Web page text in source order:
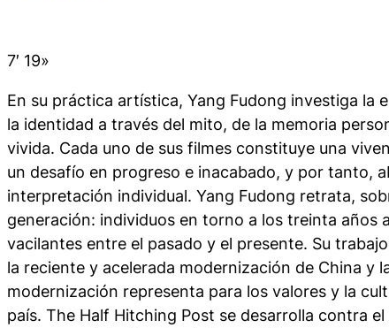
7′ 19»
En su práctica artística, Yang Fudong investiga la
la identidad a través del mito, de la memoria
vivida. Cada uno de sus filmes constituye una
un desafío en progreso e inacabado, y por tanto,
interpretación individual. Yang Fudong retrata,
generación: individuos en torno a los treinta años
vacilantes entre el pasado y el presente. Su
la reciente y acelerada modernización de China y
modernización representa para los valores y la
país. The Half Hitching Post se desarrolla contra